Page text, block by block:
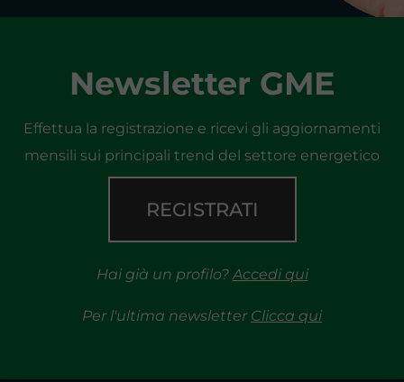
Newsletter GME
Effettua la registrazione e ricevi gli aggiornamenti
mensili sui principali trend del settore energetico
REGISTRATI
Hai già un profilo? Accedi qui
Per l'ultima newsletter Clicca qui